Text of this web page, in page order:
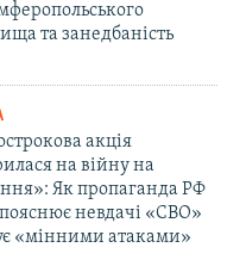
та занедбаність
акція
на війну на
Як пропаганда РФ
невдачі «СВО»
«мінними атаками»